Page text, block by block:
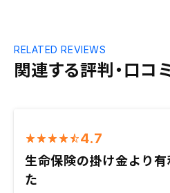
関連する評判・口コ
RELATED REVIEWS
4.7
生命保険の掛け金より有
た